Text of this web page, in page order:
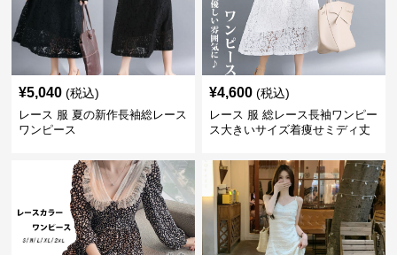
¥5,040 (税込)
レース 服 夏の新作長袖総レース
ワンピース
¥4,600 (税込)
レース 服 総レース長袖ワンピー
ス大きいサイズ着痩せミディ丈